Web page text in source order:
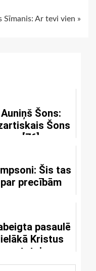
Sīmanis: Ar tevi vien »
Auniņš Šons:
Šons
[76]
Šis tas
par precībām
pasaulē
Kristus
statuja